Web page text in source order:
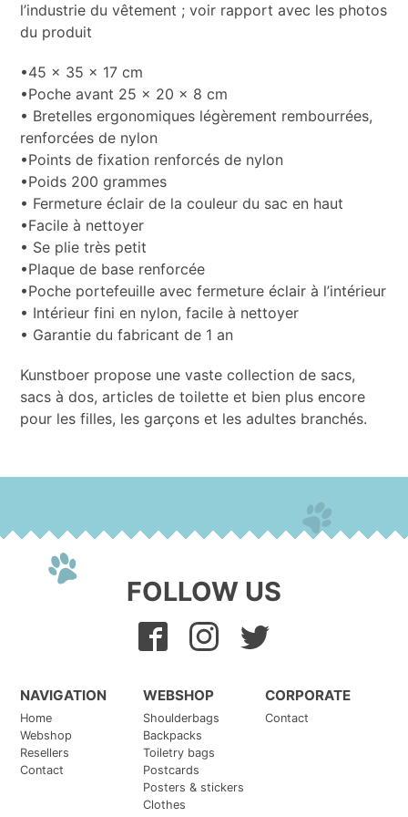
l’industrie du vêtement ; voir rapport avec les photos
du produit
•45 x 35 x 17 cm
•Poche avant 25 x 20 x 8 cm
• Bretelles ergonomiques légèrement rembourrées,
renforcées de nylon
•Points de fixation renforcés de nylon
•Poids 200 grammes
• Fermeture éclair de la couleur du sac en haut
•Facile à nettoyer
• Se plie très petit
•Plaque de base renforcée
•Poche portefeuille avec fermeture éclair à l’intérieur
• Intérieur fini en nylon, facile à nettoyer
• Garantie du fabricant de 1 an
Kunstboer propose une vaste collection de sacs,
sacs à dos, articles de toilette et bien plus encore
pour les filles, les garçons et les adultes branchés.
FOLLOW US
NAVIGATION
Home
Webshop
Resellers
Contact
WEBSHOP
Shoulderbags
Backpacks
Toiletry bags
Postcards
Posters & stickers
Clothes
CORPORATE
Contact